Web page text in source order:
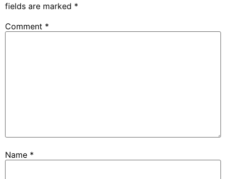
fields are marked *
Comment *
Name *